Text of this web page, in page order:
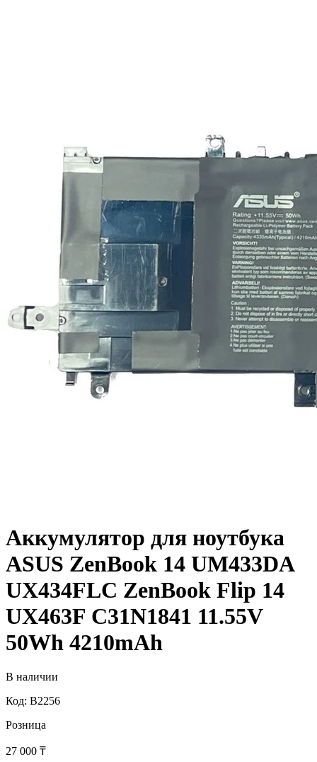
Аккумулятор для ноутбука
ASUS ZenBook 14 UM433DA
UX434FLC ZenBook Flip 14
UX463F C31N1841 11.55V
50Wh 4210mAh
В наличии
Код: B2256
Розница
27 000 ₸